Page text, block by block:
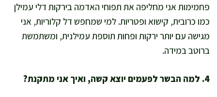
פחמימות אני מחליפה את תפוחי האדמה בירקות דלי עמילן
כמו כרובית, קישוא ופטריות. למי שמחפש דל קלוריות, אני
מגישה עם יותר ירקות ופחות תוספת עמילנית, ומשתמשת
ברוטב במידה.
4. למה הבשר לפעמים יוצא קשה, ואיך אני מתקנת?